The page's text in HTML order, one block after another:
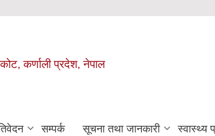
कर्णाली प्रदेश, नेपाल
सम्पर्क सूचना तथा जानकारी स्वास्थ्य